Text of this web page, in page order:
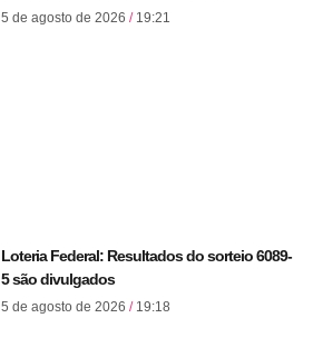
5 de agosto de 2026 19:21
Loteria Federal: Resultados do sorteio 6089-
5 são divulgados
5 de agosto de 2026 19:18